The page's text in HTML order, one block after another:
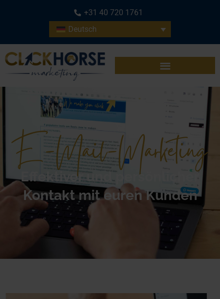
+31 40 720 1761
Deutsch
E-Mail-Marketing
Effektiver und persönlicher
Kontakt mit euren Kunden